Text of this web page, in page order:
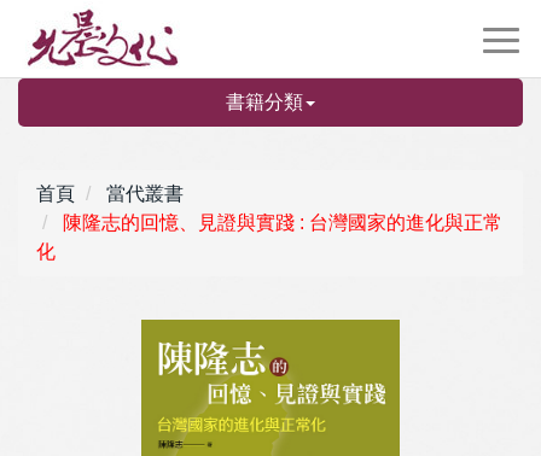
書籍分類
首頁
當代叢書
陳隆志的回憶、見證與實踐 : 台灣國家的進化與正常
化